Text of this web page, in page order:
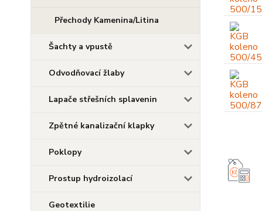
Přechody Kamenina/Litina
Šachty a vpustě
Odvodňovací žlaby
Lapače střešních splavenin
Zpětné kanalizační klapky
Poklopy
Prostup hydroizolací
Geotextilie